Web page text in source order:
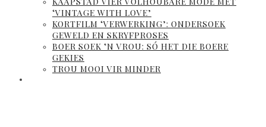
‘VINTAGE WITH LOVE’
KORTFILM ‘VERWERKING’: ONDERSOEK
GEWELD EN SKRYFPROSES
BOER SOEK ‘N VROU: SÓ HET DIE BOERE
GEKIES
TROU MOOI VIR MINDER